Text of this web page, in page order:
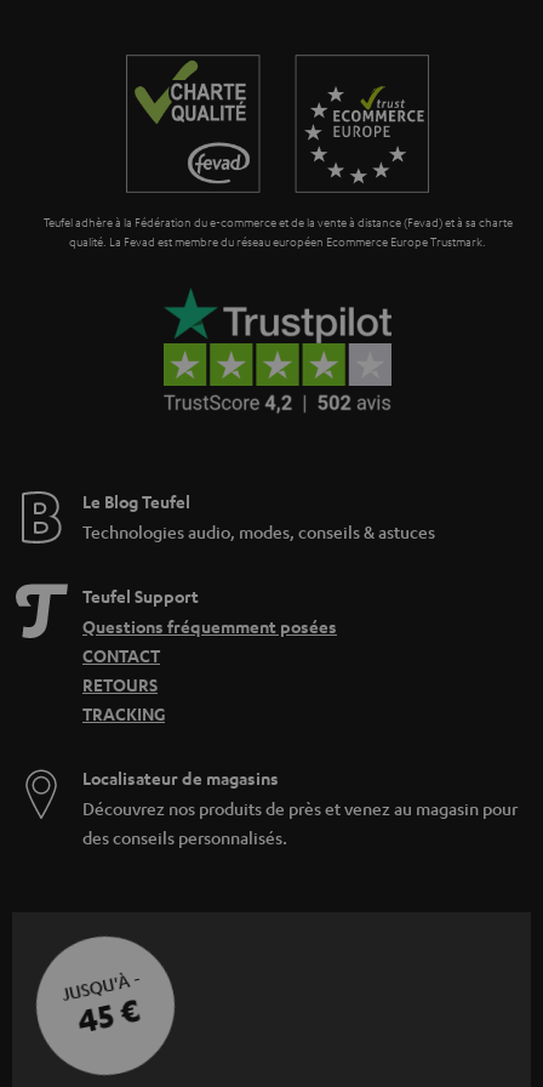
a
n
e
Teufel adhère à la Fédération du e-commerce et de la vente à distance (Fevad) et à sa charte
qualité. La Fevad est membre du réseau européen Ecommerce Europe Trustmark.
Le Blog Teufel
Technologies audio, modes, conseils & astuces
Teufel Support
Questions fréquemment posées
CONTACT
RETOURS
TRACKING
Localisateur de magasins
Découvrez nos produits de près et venez au magasin pour
des conseils personnalisés.
JUSQU'À -
45 €